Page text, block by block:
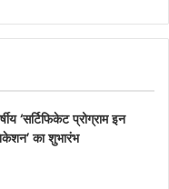
‘सर्टिफिकेट प्रोग्राम इन
का शुभारंभ